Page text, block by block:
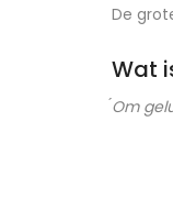
De
Wat
́Om